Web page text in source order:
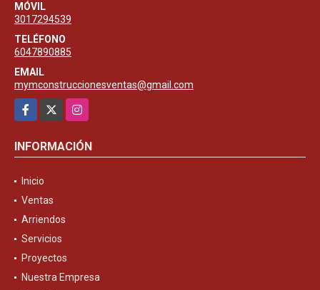
MÓVIL
3017294539
TELÉFONO
6047890885
EMAIL
mymconstruccionesventas@gmail.com
Facebook
Instagram
INFORMACIÓN
Inicio
Ventas
Arriendos
Servicios
Proyectos
Nuestra Empresa